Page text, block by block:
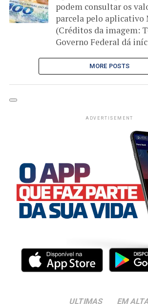
podem consultar os
parcela pelo aplicativo
(Créditos da imagem:
Governo Federal dá
MORE POSTS
ADVERTISEMENT
ULTIMAS EM